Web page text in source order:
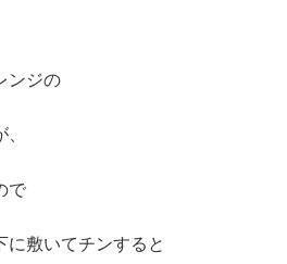
ンジの
で
に敷いてチンすると